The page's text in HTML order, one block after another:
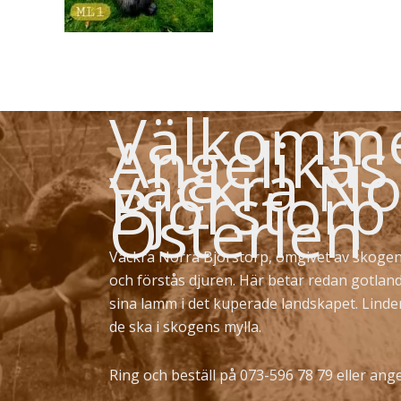
vackra
Björstorp
Österlen
Vackra Norra Björstorp, omgivet av
och förstås djuren. Här betar redan
sina lamm i det kuperade landskapet.
de ska i skogens mylla.
Ring och beställ på 073-596 78 79 eller